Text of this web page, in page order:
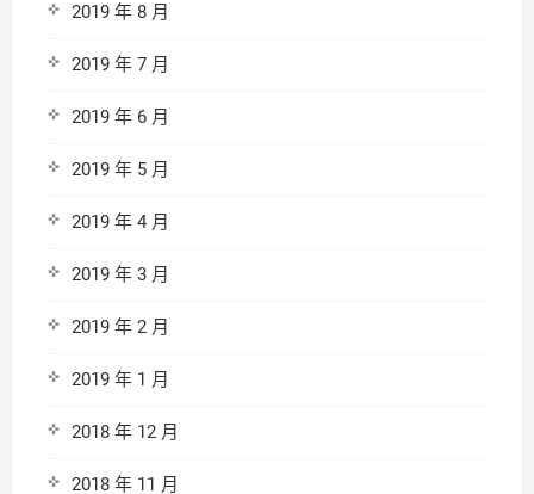
2019 年 8 月
2019 年 7 月
2019 年 6 月
2019 年 5 月
2019 年 4 月
2019 年 3 月
2019 年 2 月
2019 年 1 月
2018 年 12 月
2018 年 11 月